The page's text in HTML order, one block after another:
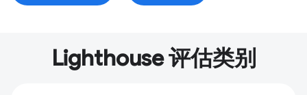
Lighthouse 评估类别